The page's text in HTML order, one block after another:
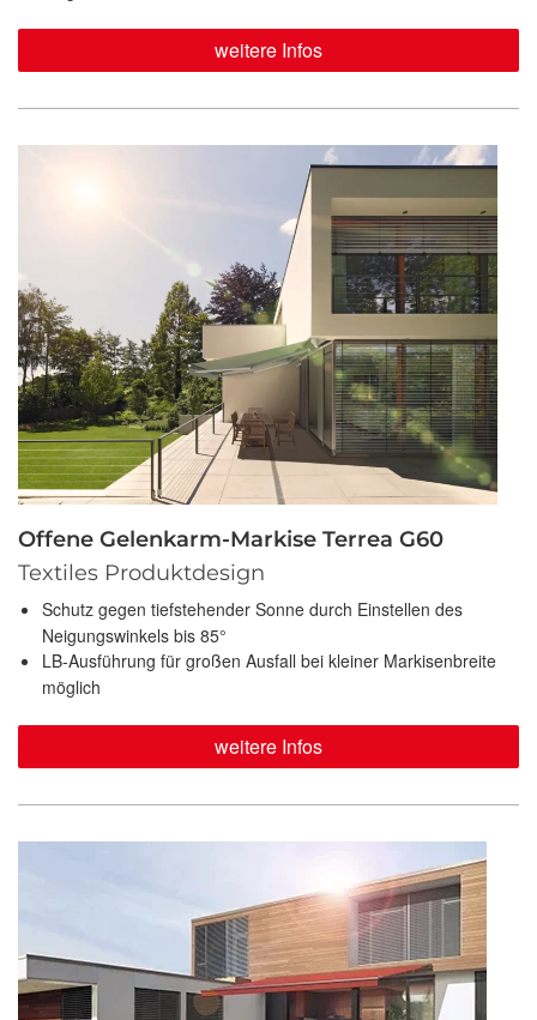
weitere Infos
Offene Gelenkarm-Markise Terrea G60
Textiles Produktdesign
Schutz gegen tiefstehender Sonne durch Einstellen des
Neigungswinkels bis 85°
LB-Ausführung für großen Ausfall bei kleiner Markisenbreite
möglich
weitere Infos